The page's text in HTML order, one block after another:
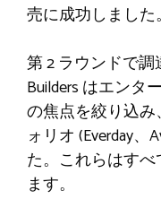
売に成功しました。
第 2 ラウンドで調
Builders はエンタ
の焦点を絞り込
ォリオ (Everday、
た。これらはす
ます。